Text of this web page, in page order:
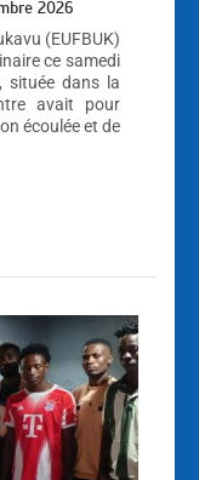
2026
(EUFBUK)
ce samedi
située dans la
avait pour
écoulée et de